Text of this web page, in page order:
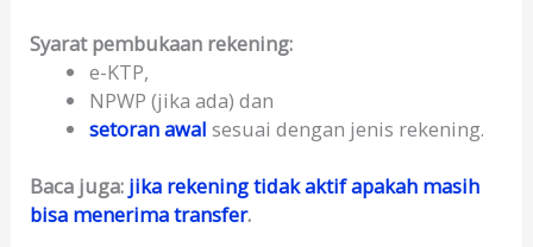
Syarat pembukaan rekening:
e-KTP,
NPWP (jika ada) dan
setoran awal sesuai dengan jenis rekening.
Baca juga: jika rekening tidak aktif apakah masih
bisa menerima transfer.